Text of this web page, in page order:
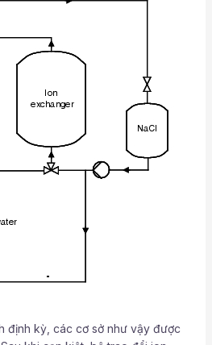
định kỳ, các cơ sở như vậy được